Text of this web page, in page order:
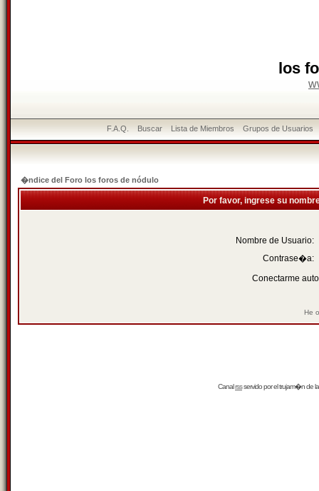
los
F.A.Q. Buscar Lista de Miembros Grupos de Usuarios
�ndice del Foro los foros de nódulo
Por favor, ingrese su
Nombre de Usuario:
Contrase�a:
Conectarme
He
Canalrssservido por eltrujam�nde